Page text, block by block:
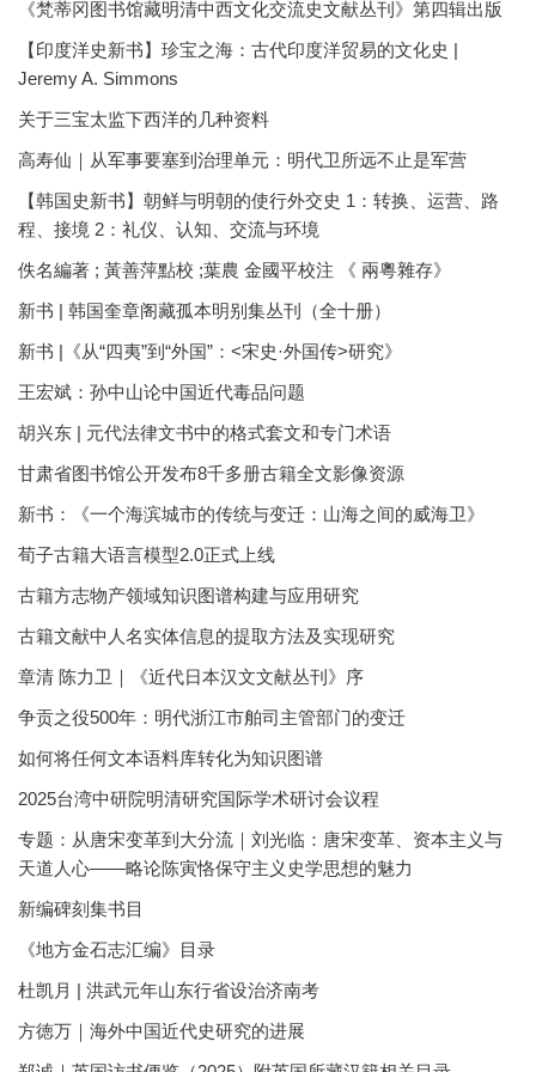
《梵蒂冈图书馆藏明清中西文化交流史文献丛刊》第四辑出版
【印度洋史新书】珍宝之海：古代印度洋贸易的文化史 |
Jeremy A. Simmons
关于三宝太监下西洋的几种资料
高寿仙｜从军事要塞到治理单元：明代卫所远不止是军营
【韩国史新书】朝鲜与明朝的使行外交史 1：转换、运营、路
程、接境 2：礼仪、认知、交流与环境
佚名編著 ; 黃善萍點校 ;葉農 金國平校注 《 兩粵雜存》
新书 | 韩国奎章阁藏孤本明别集丛刊（全十册）
新书 |《从“四夷”到“外国”：<宋史·外国传>研究》
王宏斌：孙中山论中国近代毒品问题
胡兴东 | 元代法律文书中的格式套文和专门术语
甘肃省图书馆公开发布8千多册古籍全文影像资源
新书：《一个海滨城市的传统与变迁：山海之间的威海卫》
荀子古籍大语言模型2.0正式上线
古籍方志物产领域知识图谱构建与应用研究
古籍文献中人名实体信息的提取方法及实现研究
章清 陈力卫｜《近代日本汉文文献丛刊》序
争贡之役500年：明代浙江市舶司主管部门的变迁
如何将任何文本语料库转化为知识图谱
2025台湾中研院明清研究国际学术研讨会议程
专题：从唐宋变革到大分流｜刘光临：唐宋变革、资本主义与
天道人心——略论陈寅恪保守主义史学思想的魅力
新编碑刻集书目
《地方金石志汇编》目录
杜凯月 | 洪武元年山东行省设治济南考
方徳万｜海外中国近代史研究的进展